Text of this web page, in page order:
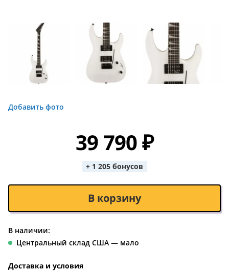
Добавить фото
39 790 ₽
+ 1 205 бонусов
В корзину
В наличии:
Центральный склад США — мало
Доставка и условия